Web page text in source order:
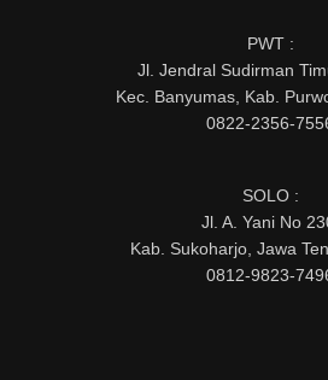
PWT :
Jl. Jendral Sudirman
Kec. Banyumas, Kab.
0822-2356-
SOLO :
Jl. A. Yani No
Kab. Sukoharjo, Jawa
0812-9823-